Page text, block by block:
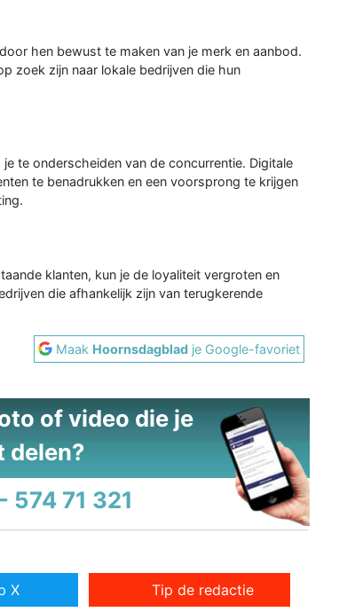
hen bewust te maken van je merk en aanbod.
zoek zijn naar lokale bedrijven die hun
te onderscheiden van de concurrentie. Digitale
te benadrukken en een voorsprong te krijgen
klanten, kun je de loyaliteit vergroten en
die afhankelijk zijn van terugkerende
Maak Hoornsdagblad je Google-favoriet
of video die je
delen?
574 71 321
X Tip de redactie